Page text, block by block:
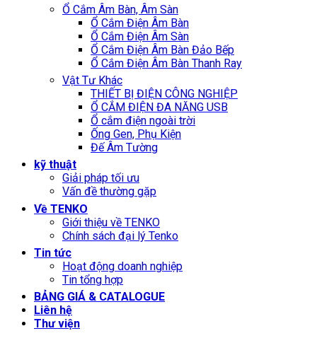
Ổ Cắm Âm Bàn, Âm Sàn
Ổ Cắm Điện Âm Bàn
Ổ Cắm Điện Âm Sàn
Ổ Cắm Điện Âm Bàn Đảo Bếp
Ổ Cắm Điện Âm Bàn Thanh Ray
Vật Tư Khác
THIẾT BỊ ĐIỆN CÔNG NGHIỆP
Ổ CẮM ĐIỆN ĐA NĂNG USB
Ổ cắm điện ngoài trời
Ống Gen, Phụ Kiện
Đế Âm Tường
kỹ thuật
Giải pháp tối ưu
Vấn đề thường gặp
Về TENKO
Giới thiệu về TENKO
Chính sách đại lý Tenko
Tin tức
Hoạt động doanh nghiệp
Tin tổng hợp
BẢNG GIÁ & CATALOGUE
Liên hệ
Thư viện